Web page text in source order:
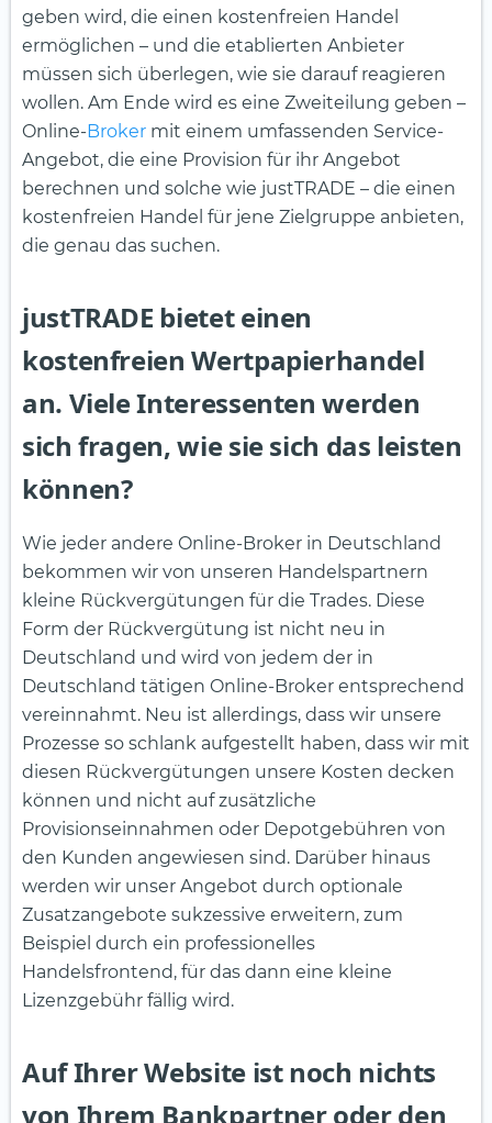
geben wird, die einen kostenfreien Handel
ermöglichen – und die etablierten Anbieter
müssen sich überlegen, wie sie darauf reagieren
wollen. Am Ende wird es eine Zweiteilung geben –
Online-Broker mit einem umfassenden Service-
Angebot, die eine Provision für ihr Angebot
berechnen und solche wie justTRADE – die einen
kostenfreien Handel für jene Zielgruppe anbieten,
die genau das suchen.
justTRADE bietet einen
kostenfreien Wertpapierhandel
an. Viele Interessenten werden
sich fragen, wie sie sich das leisten
können?
Wie jeder andere Online-Broker in Deutschland
bekommen wir von unseren Handelspartnern
kleine Rückvergütungen für die Trades. Diese
Form der Rückvergütung ist nicht neu in
Deutschland und wird von jedem der in
Deutschland tätigen Online-Broker entsprechend
vereinnahmt. Neu ist allerdings, dass wir unsere
Prozesse so schlank aufgestellt haben, dass wir mit
diesen Rückvergütungen unsere Kosten decken
können und nicht auf zusätzliche
Provisionseinnahmen oder Depotgebühren von
den Kunden angewiesen sind. Darüber hinaus
werden wir unser Angebot durch optionale
Zusatzangebote sukzessive erweitern, zum
Beispiel durch ein professionelles
Handelsfrontend, für das dann eine kleine
Lizenzgebühr fällig wird.
Auf Ihrer Website ist noch nichts
von Ihrem Bankpartner oder den